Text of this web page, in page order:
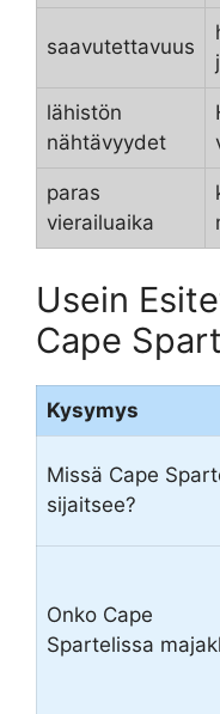
saavutettavuus
lähistön
nähtävyydet
paras
vierailuaika
Usein
Cape
Kysymys
Missä Cape
sijaitsee?
Onko Cape
Spartelissa